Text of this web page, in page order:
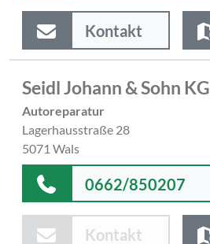
Kontakt
Seidl Johann & Sohn KG
Autoreparatur
Lagerhausstraße 28
5071 Wals
0662/850207
Kontakt